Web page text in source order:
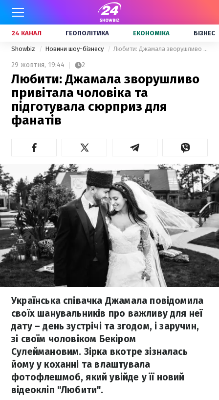
24 КАНАЛ ГЕОПОЛІТИКА ЕКОНОМІКА БІЗНЕС
Showbiz Новини шоу-бізнесу Любити: Джамала зворушливо привітала чоловіка та підготувала сюрприз для фанатів
29 жовтня, 19:44 2
Любити: Джамала зворушливо
привітала чоловіка та
підготувала сюрприз для
фанатів
Українська співачка Джамала повідомила
своїх шанувальників про важливу для неї
дату – день зустрічі та згодом, і заручин,
зі своїм чоловіком Бекіром
Сулеймановим. Зірка вкотре зізналась
йому у коханні та влаштувала
фотофлешмоб, який увійде у її новий
відеокліп "Любити".